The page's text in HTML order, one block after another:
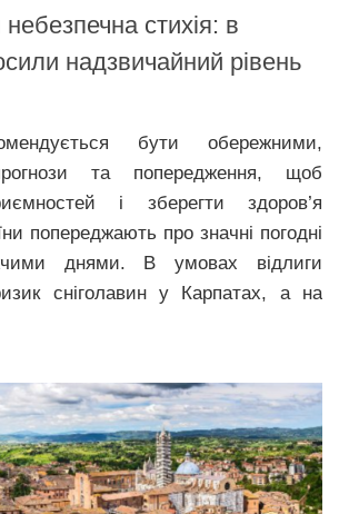
стихія: в
надзвичайний рівень
бути обережними,
та попередження, щоб
і зберегти здоров’я
попереджають про значні погодні
днями. В умовах відлиги
сніголавин у Карпатах, а на